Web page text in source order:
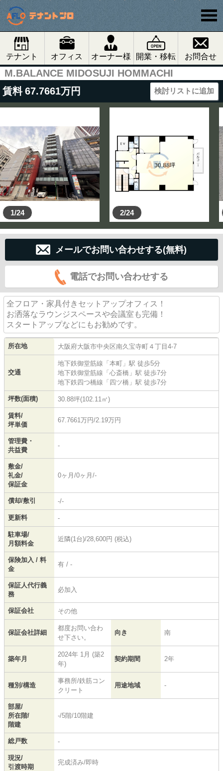
テナント オフィス オーナー様 開業・移転 お問合せ
M.BALANCE MIDOSUJI HOMMACHI
賃料 67.7661万円 検討リストに追加
1/24 2/24
メールでお問い合わせする(無料)
電話でお問い合わせする
全フロア・家具付きセットアップオフィス！
お洒落なラウンジスペースや会議室も完備！
スタートアップなどにもお勧めです。
所在地 大阪府大阪市中央区南久宝寺町 ４丁目4-7
交通
地下鉄御堂筋線 「本町 」駅 徒歩5分
地下鉄御堂筋線 「心斎橋 」駅 徒歩7分
地下鉄四つ橋線 「四ツ橋 」駅 徒歩7分
坪数(面積) 30.88坪(102.11㎡)
賃料/
坪単価
67.7661万円/2.19万円
管理費・
共益費
-
敷金/
礼金/
保証金
0ヶ月/0ヶ月/-
償却/敷引 -/-
更新料 -
駐車場/
月額料金
近隣(1台)/28,600円 (税込)
保険加入 / 料
金
有 / -
保証人代行義
務
必加入
保証会社 その他
保証会社詳細
都度お問い合わ
せ下さい。
向き 南
築年月
2024年 1月 (築2
年)
契約期間 2年
種別/構造
事務所/鉄筋コン
クリート
用途地域 -
部屋/
所在階/
階建
-/5階/10階建
総戸数 -
現況/
引渡時期
完成済み/即時